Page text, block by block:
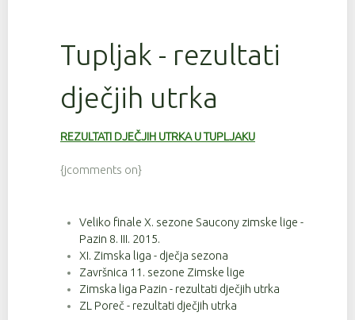
Tupljak - rezultati
dječjih utrka
REZULTATI DJEČJIH UTRKA U TUPLJAKU
{jcomments on}
Veliko finale X. sezone Saucony zimske lige -
Pazin 8. III. 2015.
XI. Zimska liga - dječja sezona
Završnica 11. sezone Zimske lige
Zimska liga Pazin - rezultati dječjih utrka
ZL Poreč - rezultati dječjih utrka